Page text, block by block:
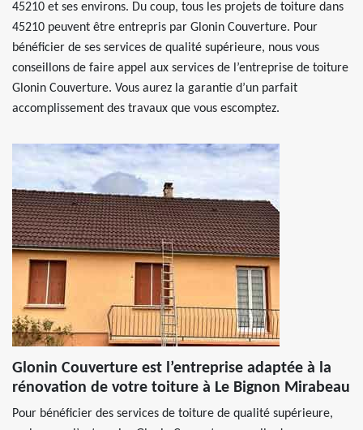
45210 et ses environs. Du coup, tous les projets de toiture dans
45210 peuvent être entrepris par Glonin Couverture. Pour
bénéficier de ses services de qualité supérieure, nous vous
conseillons de faire appel aux services de l’entreprise de toiture
Glonin Couverture. Vous aurez la garantie d’un parfait
accomplissement des travaux que vous escomptez.
Glonin Couverture est l’entreprise adaptée à la
rénovation de votre toiture à Le Bignon Mirabeau
Pour bénéficier des services de toiture de qualité supérieure,